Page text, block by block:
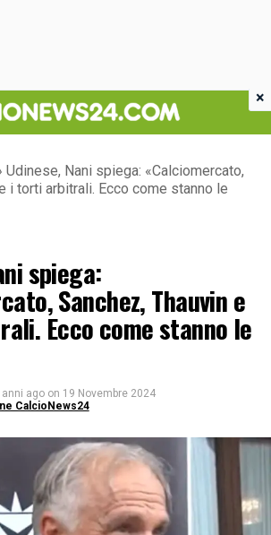
Udinese, Nani spiega: «Calciomercato,
i torti arbitrali. Ecco come stanno le
spiega:
Sanchez, Thauvin e
Ecco come stanno le
anni ago on 19 Novembre 2024
CalcioNews24
×